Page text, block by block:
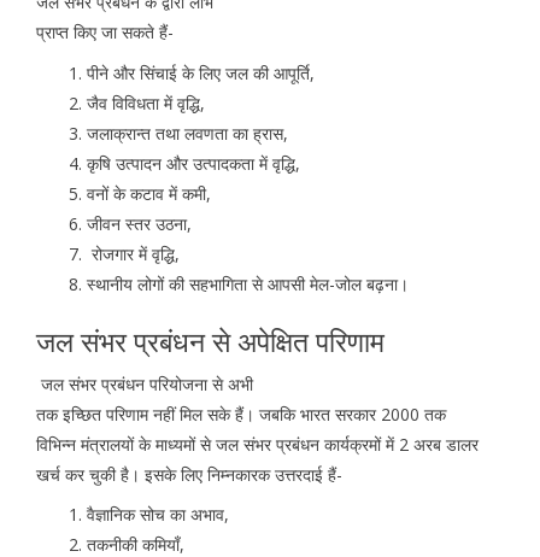
प्राप्त किए जा सकते हैं-
पीने और सिंचाई के लिए जल की आपूर्ति,
जैव विविधता में वृद्धि,
जलाक्रान्त तथा लवणता का ह्रास,
कृषि उत्पादन और उत्पादकता में वृद्धि,
वनों के कटाव में कमी,
जीवन स्तर उठना,
रोजगार में वृद्धि,
स्थानीय लोगों की सहभागिता से आपसी मेल-जोल बढ़ना।
जल संभर प्रबंधन से अपेक्षित परिणाम
जल संभर प्रबंधन परियोजना से अभी
तक इच्छित परिणाम नहीं मिल सके हैं। जबकि भारत सरकार 2000 तक
विभिन्न मंत्रालयों के माध्यमों से जल संभर प्रबंधन कार्यक्रमों में 2 अरब डालर
खर्च कर चुकी है। इसके लिए निम्नकारक उत्तरदाई हैं-
वैज्ञानिक सोच का अभाव,
तकनीकी कमियाँ,